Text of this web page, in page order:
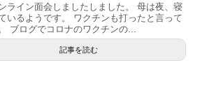
ライン面会しましたしました。 母は夜、寝
いるようです。 ワクチンも打ったと言って
ブログでコロナのワクチンの...
記事を読む